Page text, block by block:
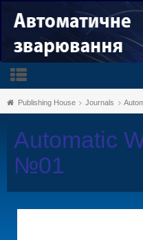
Publishing House Journals
Automatic
№01